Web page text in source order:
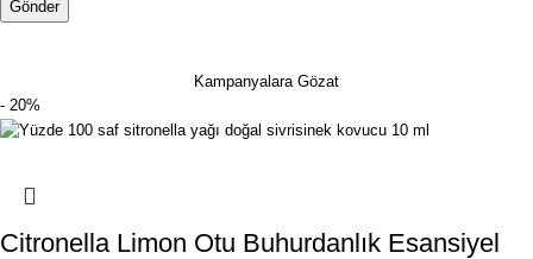
Kampanyalara Gözat
- 20%
Citronella Limon Otu Buhurdanlık Esansiyel